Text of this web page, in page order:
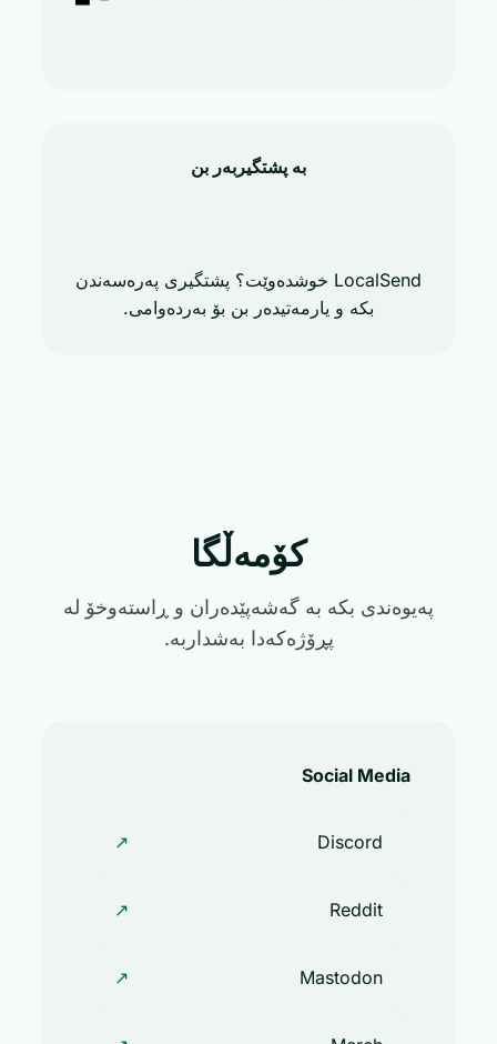
بە پشتگیربەر بن
LocalSend خوشدەوێت؟ پشتگیری پەرەسەندن
بکە و یارمەتیدەر بن بۆ بەردەوامی.
کۆمەڵگا
پەیوەندی بکە بە گەشەپێدەران و ڕاستەوخۆ لە
پڕۆژەکەدا بەشداربە.
Social Media
Discord
↗
Reddit
↗
Mastodon
↗